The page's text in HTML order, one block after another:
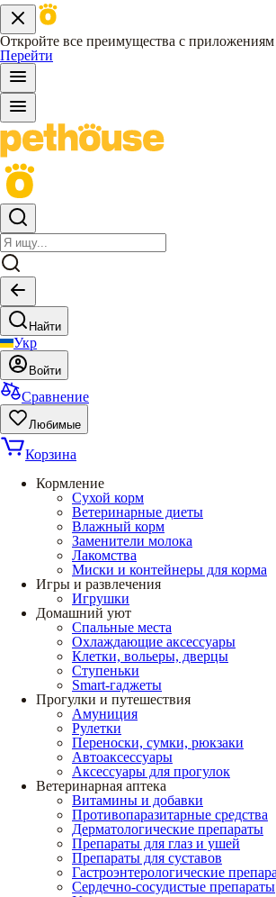
Откройте все преимущества с приложениям
Перейти
Найти
Укр
Войти
Сравнение
Любимые
Корзина
Кормление
Сухой корм
Ветеринарные диеты
Влажный корм
Заменители молока
Лакомства
Миски и контейнеры для корма
Игры и развлечения
Игрушки
Домашний уют
Спальные места
Охлаждающие аксессуары
Клетки, вольеры, дверцы
Ступеньки
Smart-гаджеты
Прогулки и путешествия
Амуниция
Рулетки
Переноски, сумки, рюкзаки
Автоаксессуары
Аксессуары для прогулок
Ветеринарная аптека
Витамины и добавки
Противопаразитарные средства
Дерматологические препараты
Препараты для глаз и ушей
Препараты для суставов
Гастроэнтерологические
Сердечно-сосудистые препараты